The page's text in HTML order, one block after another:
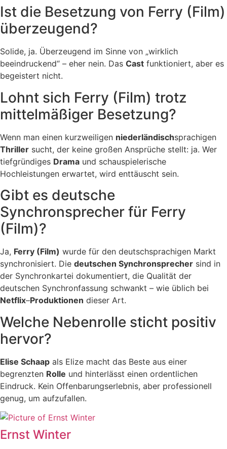
Ist die Besetzung von Ferry (Film)
überzeugend?
Solide, ja. Überzeugend im Sinne von „wirklich
beeindruckend“ – eher nein. Das Cast funktioniert, aber es
begeistert nicht.
Lohnt sich Ferry (Film) trotz
mittelmäßiger Besetzung?
Wenn man einen kurzweiligen niederländischsprachigen
Thriller sucht, der keine großen Ansprüche stellt: ja. Wer
tiefgründiges Drama und schauspielerische
Hochleistungen erwartet, wird enttäuscht sein.
Gibt es deutsche
Synchronsprecher für Ferry
(Film)?
Ja, Ferry (Film) wurde für den deutschsprachigen Markt
synchronisiert. Die deutschen Synchronsprecher sind in
der Synchronkartei dokumentiert, die Qualität der
deutschen Synchronfassung schwankt – wie üblich bei
Netflix–Produktionen dieser Art.
Welche Nebenrolle sticht positiv
hervor?
Elise Schaap als Elize macht das Beste aus einer
begrenzten Rolle und hinterlässt einen ordentlichen
Eindruck. Kein Offenbarungserlebnis, aber professionell
genug, um aufzufallen.
Ernst Winter